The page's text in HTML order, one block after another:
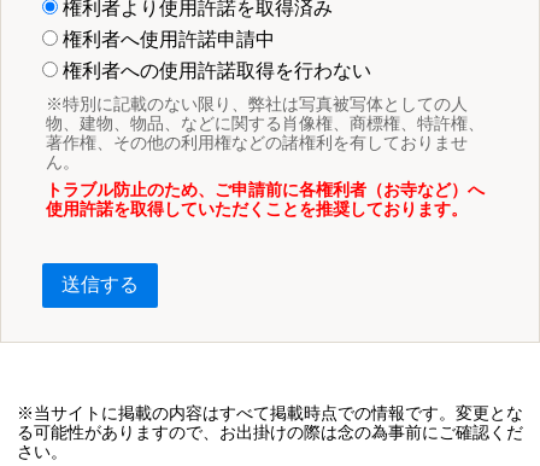
権利者より使用許諾を取得済み
権利者へ使用許諾申請中
権利者への使用許諾取得を行わない
※特別に記載のない限り、弊社は写真被写体としての人
物、建物、物品、などに関する肖像権、商標権、特許権、
著作権、その他の利用権などの諸権利を有しておりませ
ん。
トラブル防止のため、ご申請前に各権利者（お寺など）へ
使用許諾を取得していただくことを推奨しております。
送信する
※当サイトに掲載の内容はすべて掲載時点での情報です。変更とな
る可能性がありますので、お出掛けの際は念の為事前にご確認くだ
さい。